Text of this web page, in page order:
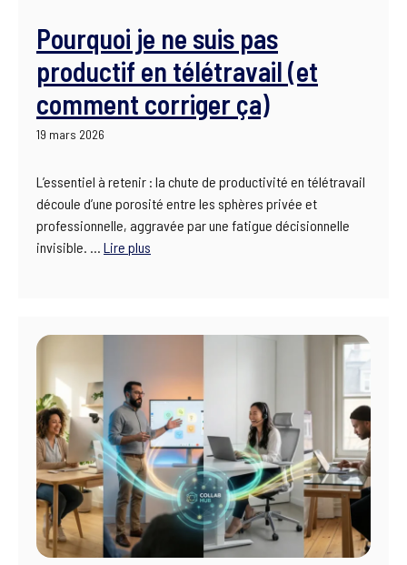
Pourquoi je ne suis pas
productif en télétravail (et
comment corriger ça)
19 mars 2026
L’essentiel à retenir : la chute de productivité en télétravail
découle d’une porosité entre les sphères privée et
professionnelle, aggravée par une fatigue décisionnelle
invisible. … Lire plus